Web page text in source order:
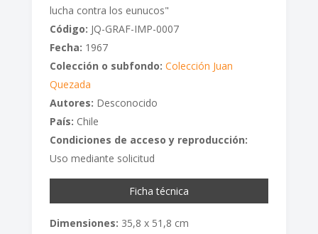
lucha contra los eunucos"
Código: JQ-GRAF-IMP-0007
Fecha: 1967
Colección o subfondo: Colección Juan
Quezada
Autores: Desconocido
País: Chile
Condiciones de acceso y reproducción:
Uso mediante solicitud
Ficha técnica
Dimensiones: 35,8 x 51,8 cm